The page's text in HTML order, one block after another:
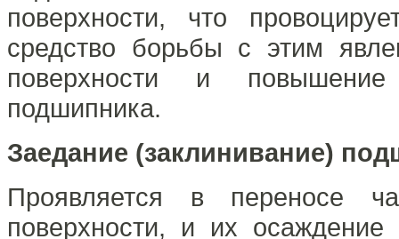
поверхности, что
средство борьбы с этим
поверхности и повышение
подшипника.
Заедание (заклинивание)
Проявляется в переносе
поверхности, и их